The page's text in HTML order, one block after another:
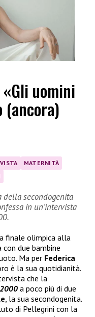
uomini
(ancora)
MATERNITÀ
della secondogenita
in un’intervista
finale olimpica alla
due bambine
Ma per Federica
è la sua quotidianità.
che la
a poco più di due
, la sua secondogenita.
di Pellegrini con la